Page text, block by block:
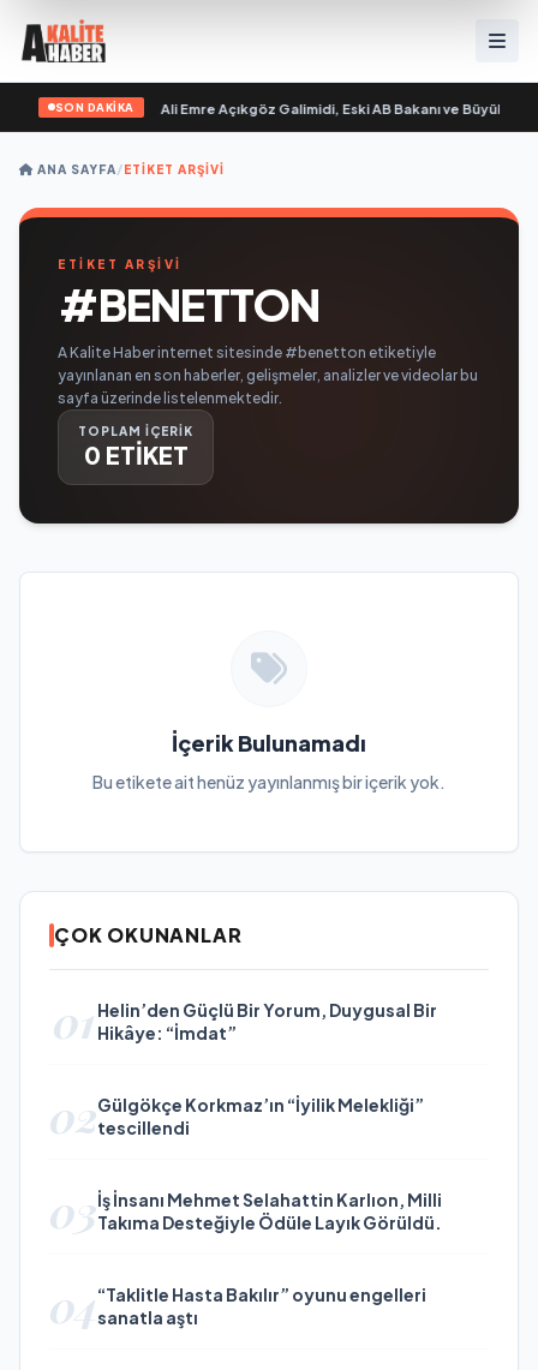
SON DAKİKA
“ yayımlandı Ali Emre Açıkgöz Galimidi, Eski AB Bakanı ve Büyükelçi
ANA SAYFA/ETIKET ARŞIVI
ETİKET ARŞİVİ
#BENETTON
A Kalite Haber internet sitesinde #benetton etiketiyle
yayınlanan en son haberler, gelişmeler, analizler ve videolar bu
sayfa üzerinde listelenmektedir.
TOPLAM İÇERİK
0 ETİKET
İçerik Bulunamadı
Bu etikete ait henüz yayınlanmış bir içerik yok.
ÇOK OKUNANLAR
01 Helin’den Güçlü Bir Yorum, Duygusal Bir
Hikâye: “İmdat”
02Gülgökçe Korkmaz’ın “İyilik Melekliği”
tescillendi
03İş İnsanı Mehmet Selahattin Karlıon, Milli
Takıma Desteğiyle Ödüle Layık Görüldü.
04“Taklitle Hasta Bakılır” oyunu engelleri
sanatla aştı